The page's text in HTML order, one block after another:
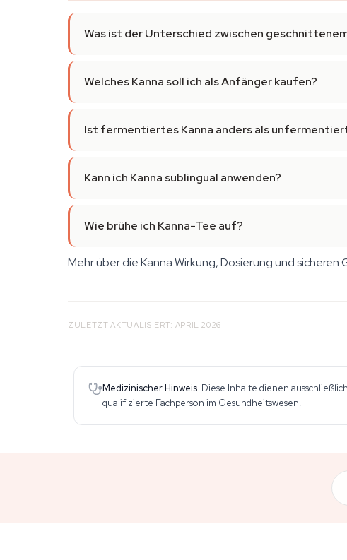
Was ist der Unterschied zwischen
Welches Kanna soll ich als Anfänger kaufen?
Ist fermentiertes Kanna anders als
Kann ich Kanna sublingual anwenden?
Wie brühe ich Kanna-Tee auf?
Mehr über die Kanna Wirkung, Dosierung und sicheren
ZULETZT AKTUALISIERT: APRIL 2026
Medizinischer Hinweis. Diese Inhalte dienen
qualifizierte Fachperson im Gesundheitswesen.